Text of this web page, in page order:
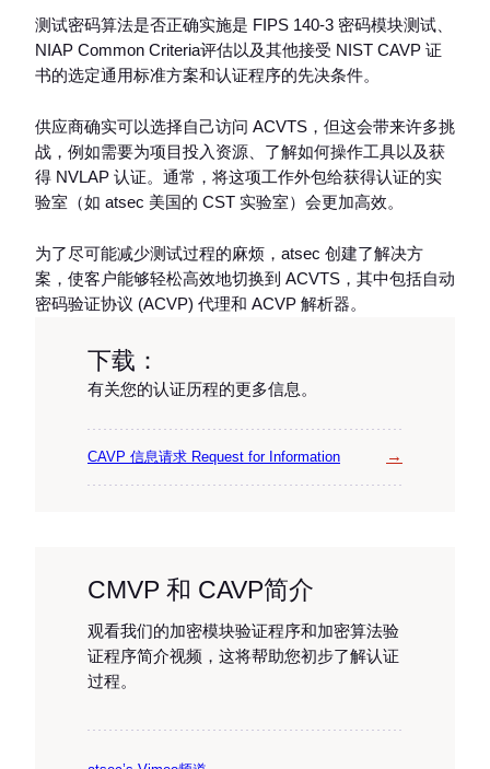
测试密码算法是否正确实施是 FIPS 140-3 密码模块测试、
NIAP Common Criteria评估以及其他接受 NIST CAVP 证
书的选定通用标准方案和认证程序的先决条件。
供应商确实可以选择自己访问 ACVTS，但这会带来许多挑
战，例如需要为项目投入资源、了解如何操作工具以及获
得 NVLAP 认证。通常，将这项工作外包给获得认证的实
验室（如 atsec 美国的 CST 实验室）会更加高效。
为了尽可能减少测试过程的麻烦，atsec 创建了解决方
案，使客户能够轻松高效地切换到 ACVTS，其中包括自动
密码验证协议 (ACVP) 代理和 ACVP 解析器。
下载：
有关您的认证历程的更多信息。
CAVP 信息请求 Request for Information →
CMVP 和 CAVP简介
观看我们的加密模块验证程序和加密算法验
证程序简介视频，这将帮助您初步了解认证
过程。